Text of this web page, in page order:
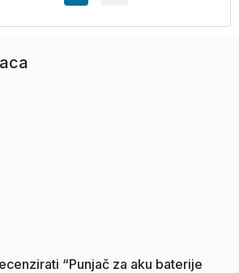
“Punjač za aku baterije